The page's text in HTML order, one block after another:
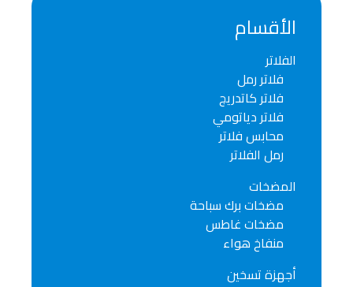
الأقسام
فلاتر رمل
فلاتر كاتدريج
فلاتر دياتومي
محابس فلاتر
رمل الفلاتر
المضخات
مضخات برك سباحة
مضخات غاطس
منفاخ هواء
أجهزة تسخين